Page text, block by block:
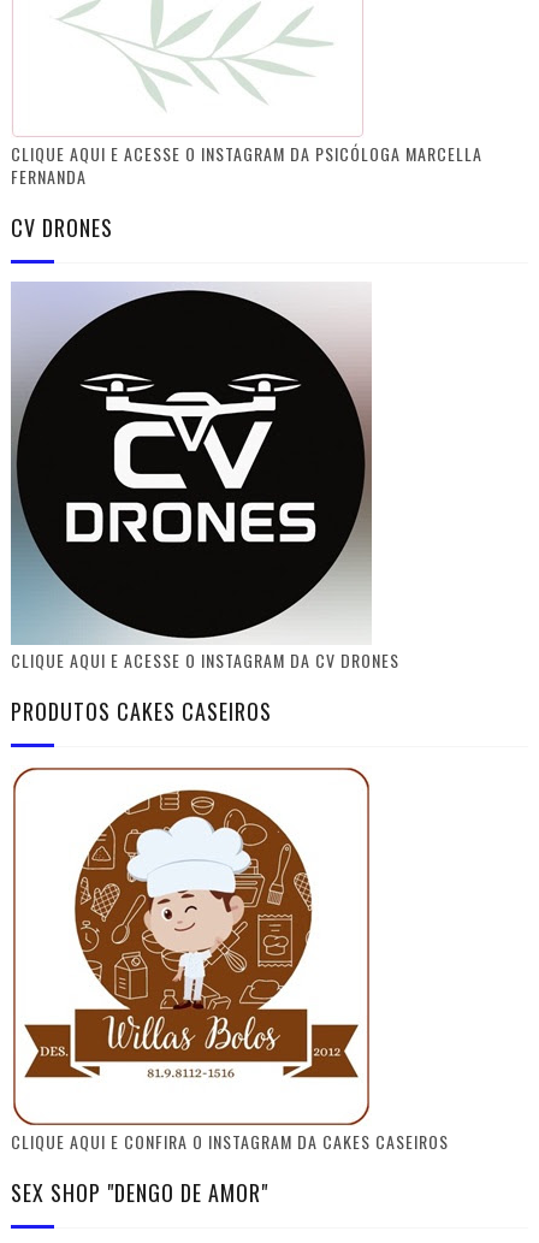
CLIQUE AQUI E ACESSE O INSTAGRAM DA PSICÓLOGA MARCELLA
FERNANDA
CV DRONES
CLIQUE AQUI E ACESSE O INSTAGRAM DA CV DRONES
PRODUTOS CAKES CASEIROS
CLIQUE AQUI E CONFIRA O INSTAGRAM DA CAKES CASEIROS
SEX SHOP "DENGO DE AMOR"